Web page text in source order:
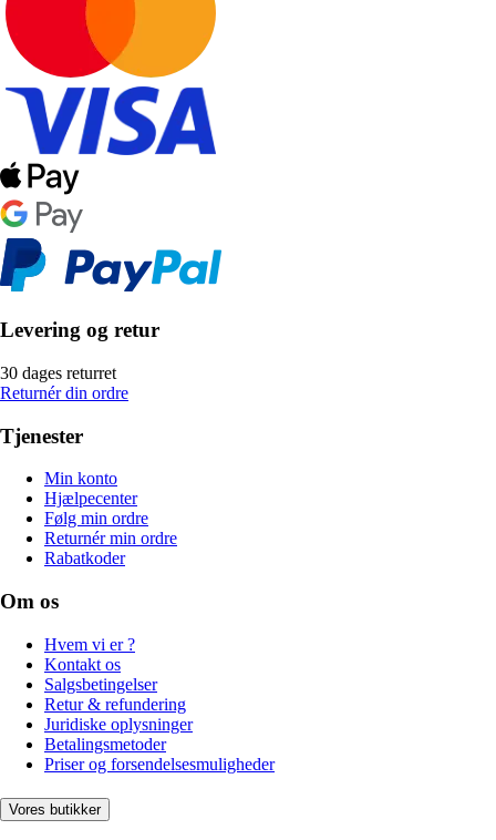
Levering og retur
30 dages returret
Returnér din ordre
Tjenester
Min konto
Hjælpecenter
Følg min ordre
Returnér min ordre
Rabatkoder
Om os
Hvem vi er ?
Kontakt os
Salgsbetingelser
Retur & refundering
Juridiske oplysninger
Betalingsmetoder
Priser og forsendelsesmuligheder
Vores butikker